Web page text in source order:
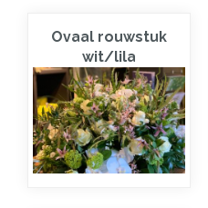
Ovaal rouwstuk
wit/lila